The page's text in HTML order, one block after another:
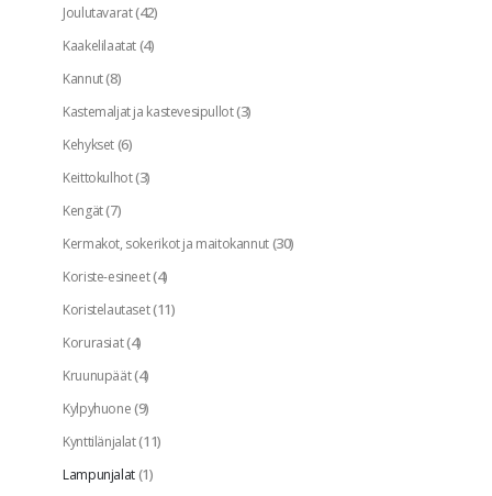
Joulutavarat(42)
Kaakelilaatat(4)
Kannut(8)
Kastemaljat ja kastevesipullot(3)
Kehykset(6)
Keittokulhot(3)
Kengät(7)
Kermakot, sokerikot ja maitokannut(30)
Koriste-esineet(4)
Koristelautaset(11)
Korurasiat(4)
Kruunupäät(4)
Kylpyhuone(9)
Kynttilänjalat(11)
Lampunjalat(1)